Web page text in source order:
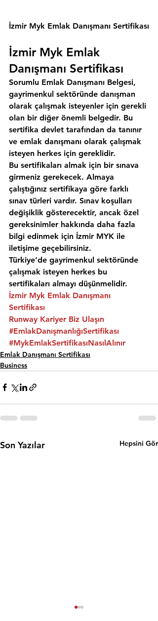
İzmir Myk Emlak Danışmanı Sertifikası
İzmir Myk Emlak
Danışmanı Sertifikası
Sorumlu Emlak Danışmanı Belgesi,
gayrimenkul sektöründe danışman
olarak çalışmak isteyenler için gerekli
olan bir diğer önemli belgedir. Bu
sertifika devlet tarafından da tanınır
ve emlak danışmanı olarak çalışmak
isteyen herkes için gereklidir.
Bu sertifikaları almak için bir sınava
girmeniz gerekecek. Almaya
çalıştığınız sertifikaya göre farklı
sınav türleri vardır. Sınav koşulları
değişiklik gösterecektir, ancak özel
gereksinimler hakkında daha fazla
bilgi edinmek için İzmir MYK ile
iletişime geçebilirsiniz.
Türkiye’de gayrimenkul sektöründe
çalışmak isteyen herkes bu
sertifikaları almayı düşünmelidir.
İzmir Myk Emlak Danışmanı
Sertifikası
Runway Kariyer Biz Ulaşın
#EmlakDanışmanlığıSertifikası
#MykEmlakSertifikasıNasılAlınır
Emlak Danışmanı Sertifikası
Business
Son Yazılar Hepsini Gör